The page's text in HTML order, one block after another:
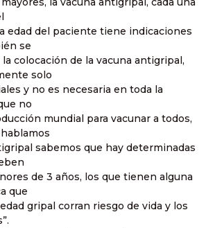
edad del paciente tiene indicaciones
se
colocación de la vacuna antigripal,
solo
y no es necesaria en toda la
no
mundial para vacunar a todos,
sabemos que hay determinadas
de 3 años, los que tienen alguna
que
gripal corran riesgo de vida y los